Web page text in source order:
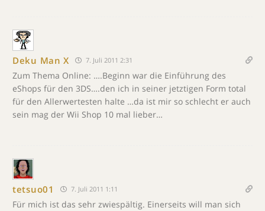
Deku Man X 7. Juli 2011 2:31
Zum Thema Online: ….Beginn war die Einführung des
eShops für den 3DS….den ich in seiner jetztigen Form total
für den Allerwertesten halte …da ist mir so schlecht er auch
sein mag der Wii Shop 10 mal lieber…
tetsuo01 7. Juli 2011 1:11
Für mich ist das sehr zwiespältig. Einerseits will man sich